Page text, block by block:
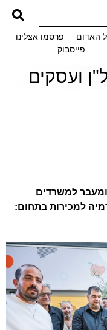
האדום
פרסמו אצלינו
פייסבוק
ועסקים
למשרדים
למכירות בתחום: